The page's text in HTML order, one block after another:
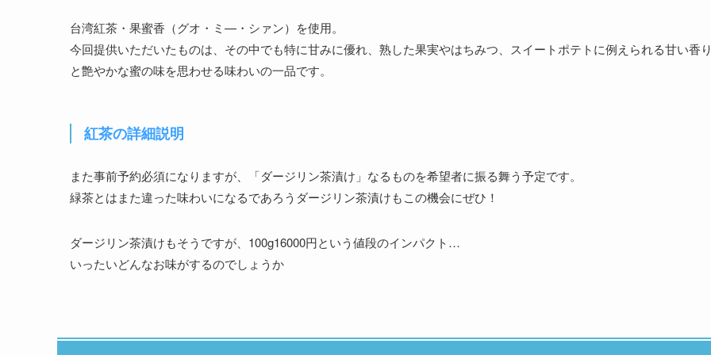
台湾紅茶・果蜜香（グオ・ミ—・シァン）を使用。
今回提供いただいたものは、その中でも特に甘みに優れ、熟した果実やはちみつ、スイートポテトに例えられる甘い香
と艶やかな蜜の味を思わせる味わいの一品です。
紅茶の詳細説明
また事前予約必須になりますが、「ダージリン茶漬け」なるものを希望者に振る舞う予定です。
緑茶とはまた違った味わいになるであろうダージリン茶漬けもこの機会にぜひ！
ダージリン茶漬けもそうですが、100g16000円という値段のインパクト…
いったいどんなお味がするのでしょうか